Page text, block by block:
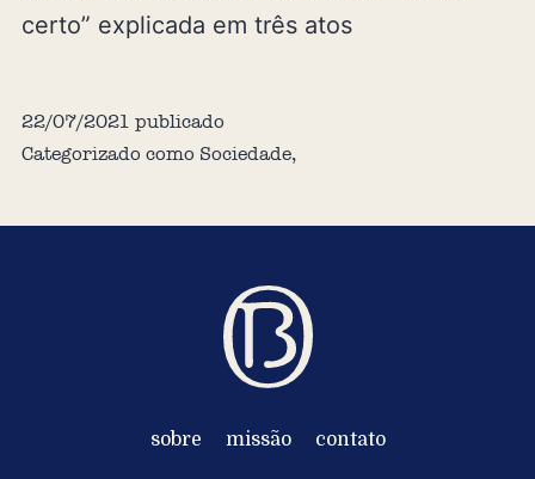
certo” explicada em três atos
22/07/2021 publicado
Categorizado como Sociedade,
sobre missão contato